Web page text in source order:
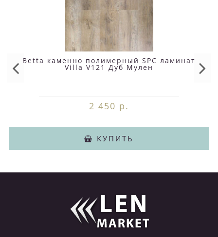
Betta каменно полимерный SPC ламинат
Villa V121 Дуб Мулен
2 450 р.
КУПИТЬ